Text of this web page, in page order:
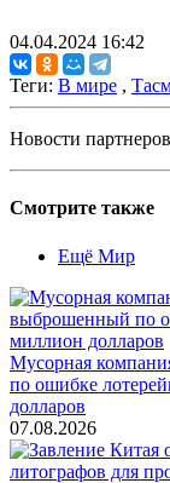
04.04.2024 16:42
Теги: В мире ,
Новости партнеров
Смотрите также
Ещё Мир
Мусорная
по ошибке
долларов
07.08.2026